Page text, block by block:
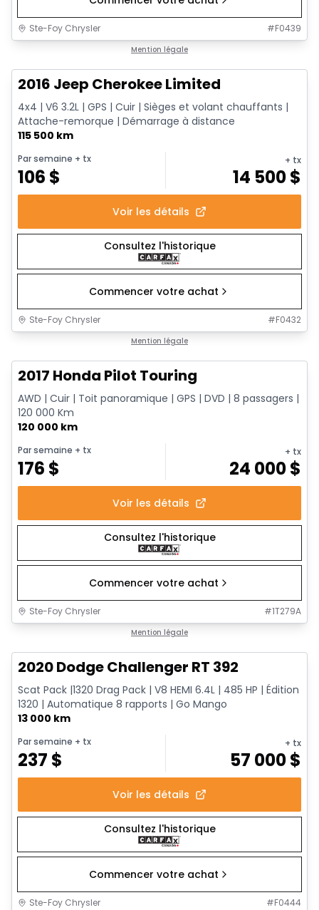
Ste-Foy Chrysler #F0439
Mention légale
2016 Jeep Cherokee Limited
4x4 | V6 3.2L | GPS | Cuir | Sièges et volant chauffants |
Attache-remorque | Démarrage à distance
115 500 km
Par semaine + tx
106 $
+ tx
14 500$
Voir les détails
Consultez l'historique
Commencer votre achat
Ste-Foy Chrysler #F0432
Mention légale
2017 Honda Pilot Touring
AWD | Cuir | Toit panoramique | GPS | DVD | 8 passagers |
120 000 Km
120 000 km
Par semaine + tx
176 $
+ tx
24 000$
Voir les détails
Consultez l'historique
Commencer votre achat
Ste-Foy Chrysler #1T279A
Mention légale
2020 Dodge Challenger RT 392
Scat Pack |1320 Drag Pack | V8 HEMI 6.4L | 485 HP | Édition
1320 | Automatique 8 rapports | Go Mango
13 000 km
Par semaine + tx
237 $
+ tx
57 000$
Voir les détails
Consultez l'historique
Commencer votre achat
Ste-Foy Chrysler #F0444